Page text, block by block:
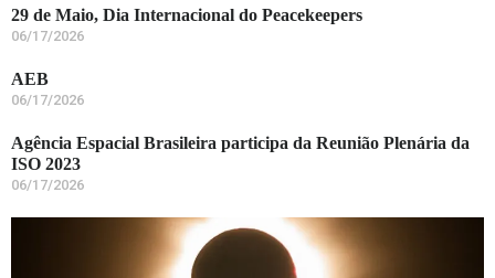
29 de Maio, Dia Internacional do Peacekeepers
06/17/2026
AEB
06/17/2026
Agência Espacial Brasileira participa da Reunião Plenária da
ISO 2023
06/17/2026